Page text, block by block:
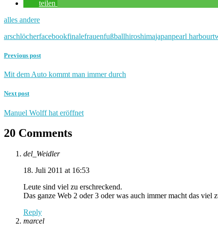
teilen
alles andere
arschlöcherfacebookfinalefrauenfußballhiroshimajapanpearl harbour
Previous post
Mit dem Auto kommt man immer durch
Next post
Manuel Wolff hat eröffnet
20 Comments
del_Weidler
18. Juli 2011 at 16:53
Leute sind viel zu erschreckend.
Das ganze Web 2 oder 3 oder was auch immer macht das viel
Reply
marcel